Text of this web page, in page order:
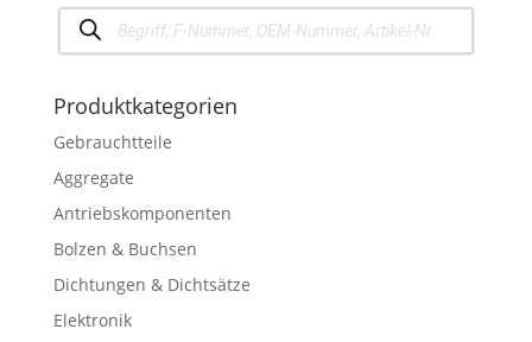
Products
search
Produktkategorien
Gebrauchtteile
Aggregate
Antriebskomponenten
Bolzen & Buchsen
Dichtungen & Dichtsätze
Elektronik